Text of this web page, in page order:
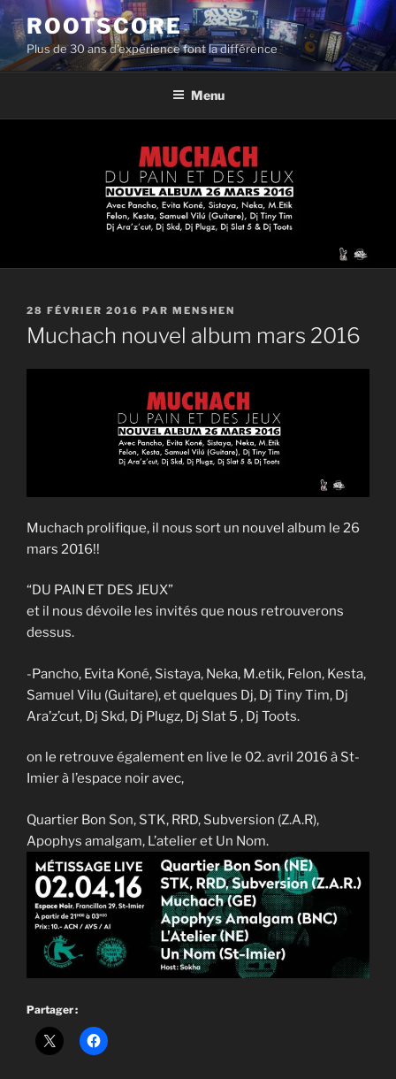
Aller
au
contenu
principal
ROOTSCORE
Plus de 30 ans d'expérience font la différence
Menu
PUBLIÉ
LE
28 FÉVRIER 2016 PAR MENSHEN
Muchach nouvel album mars 2016
Muchach prolifique, il nous sort un nouvel album le 26
mars 2016!!
“DU PAIN ET DES JEUX”
et il nous dévoile les invités que nous retrouverons
dessus.
-Pancho, Evita Koné, Sistaya, Neka, M.etik, Felon, Kesta,
Samuel Vilu (Guitare), et quelques Dj, Dj Tiny Tim, Dj
Ara’z’cut, Dj Skd, Dj Plugz, Dj Slat 5 , Dj Toots.
on le retrouve également en live le 02. avril 2016 à St-
Imier à l’espace noir avec,
Quartier Bon Son, STK, RRD, Subversion (Z.A.R),
Apophys amalgam, L’atelier et Un Nom.
Partager :